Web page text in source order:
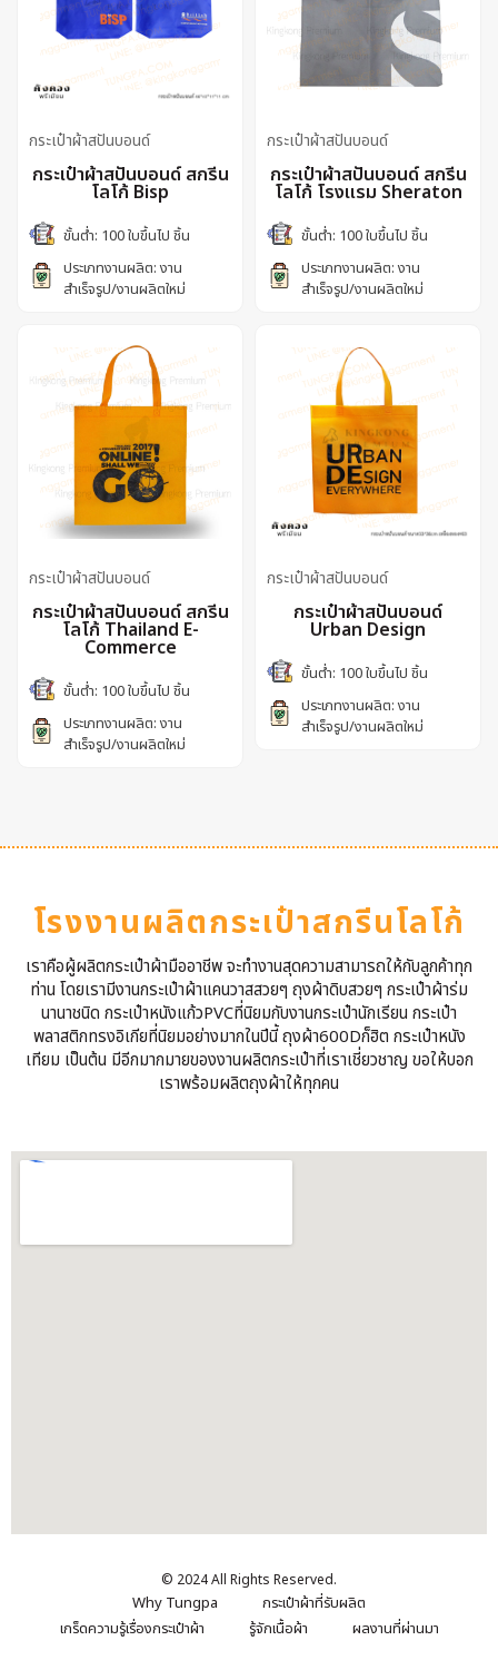
กระเป๋าผ้าสปันบอนด์
กระเป๋าผ้าสปันบอนด์ สกรีน
โลโก้ Bisp
ขั้นต่ำ: 100 ใบขึ้นไป ชิ้น
ประเภทงานผลิต: งาน
สำเร็จรูป/งานผลิตใหม่
กระเป๋าผ้าสปันบอนด์
กระเป๋าผ้าสปันบอนด์ สกรีน
โลโก้ โรงแรม Sheraton
ขั้นต่ำ: 100 ใบขึ้นไป ชิ้น
ประเภทงานผลิต: งาน
สำเร็จรูป/งานผลิตใหม่
กระเป๋าผ้าสปันบอนด์
กระเป๋าผ้าสปันบอนด์ สกรีน
โลโก้ Thailand E-
Commerce
ขั้นต่ำ: 100 ใบขึ้นไป ชิ้น
ประเภทงานผลิต: งาน
สำเร็จรูป/งานผลิตใหม่
กระเป๋าผ้าสปันบอนด์
กระเป๋าผ้าสปันบอนด์
Urban Design
ขั้นต่ำ: 100 ใบขึ้นไป ชิ้น
ประเภทงานผลิต: งาน
สำเร็จรูป/งานผลิตใหม่
โรงงานผลิตกระเป๋าสกรีนโลโก้
เราคือผู้ผลิตกระเป๋าผ้ามืออาชีพ จะทำงานสุดความสามารถให้กับลูกค้าทุก
ท่าน โดยเรามีงานกระเป๋าผ้าแคนวาสสวยๆ ถุงผ้าดิบสวยๆ กระเป๋าผ้าร่ม
นานาชนิด กระเป๋าหนังแก้วPVCที่นิยมกับงานกระเป๋านักเรียน กระเป๋า
พลาสติกทรงอิเกียที่นิยมอย่างมากในปีนี้ ถุงผ้า600Dก็ฮิต กระเป๋าหนัง
เทียม เป็นต้น มีอีกมากมายของงานผลิตกระเป๋าที่เราเชี่ยวชาญ ขอให้บอก
เราพร้อมผลิตถุงผ้าให้ทุกคน
© 2024 All Rights Reserved.
Why Tungpa
กระเป๋าผ้าที่รับผลิต
เกร็ดความรู้เรื่องกระเป๋าผ้า
รู้จักเนื้อผ้า ผลงานที่ผ่านมา